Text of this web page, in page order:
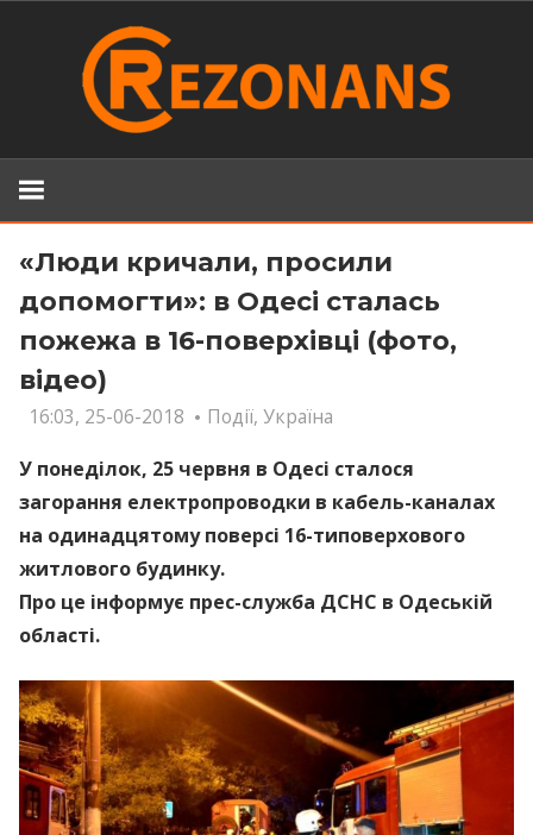
«Люди кричали, просили
допомогти»: в Одесі сталась
пожежа в 16-поверхівці (фото,
відео)
16:03, 25-06-2018 Події,Україна
У понеділок, 25 червня в Одесі сталося
загорання електропроводки в кабель-каналах
на одинадцятому поверсі 16-типоверхового
житлового будинку.
Про це інформує прес-служба ДСНС в Одеській
області.